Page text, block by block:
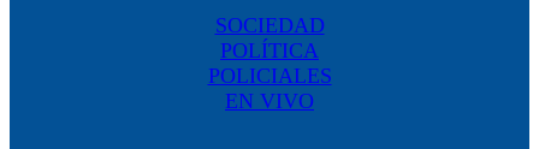
SOCIEDAD
POLÍTICA
POLICIALES
EN VIVO